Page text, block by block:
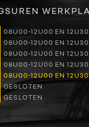
OVER ONS
WERKEN BIJ
CONTACT
08U00-12U00 EN
08U00-12U00 EN
08U00-12U00 EN
08U00-12U00 EN
08U00-12U00 EN
GESLOTEN
GESLOTEN